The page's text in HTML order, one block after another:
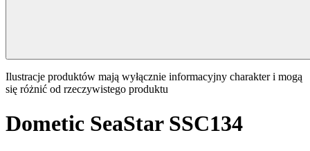
Ilustracje produktów mają wyłącznie informacyjny charakter i mogą
się różnić od rzeczywistego produktu
Dometic SeaStar SSC134